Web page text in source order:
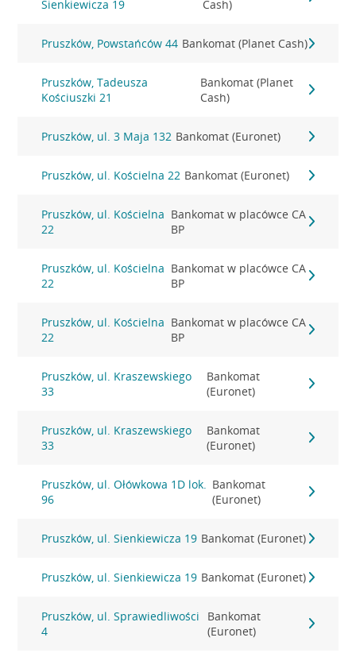
Sienkiewicza 19 Cash)
Pruszków, Powstańców 44 Bankomat (Planet Cash)
Pruszków, Tadeusza
Kościuszki 21
Bankomat (Planet
Cash)
Pruszków, ul. 3 Maja 132 Bankomat (Euronet)
Pruszków, ul. Kościelna 22 Bankomat (Euronet)
Pruszków, ul. Kościelna
22
Bankomat w placówce CA
BP
Pruszków, ul. Kościelna
22
Bankomat w placówce CA
BP
Pruszków, ul. Kościelna
22
Bankomat w placówce CA
BP
Pruszków, ul. Kraszewskiego
33
Bankomat
(Euronet)
Pruszków, ul. Kraszewskiego
33
Bankomat
(Euronet)
Pruszków, ul. Ołówkowa 1D lok.
96
Bankomat
(Euronet)
Pruszków, ul. Sienkiewicza 19 Bankomat (Euronet)
Pruszków, ul. Sienkiewicza 19 Bankomat (Euronet)
Pruszków, ul. Sprawiedliwości
4
Bankomat
(Euronet)